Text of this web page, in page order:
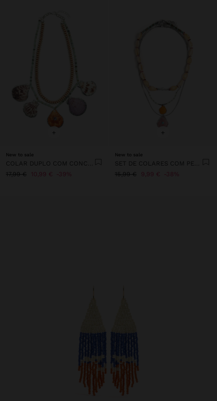
+
New to sale
17,99 €
10,99 € 39%
+
New to sale
15,99 €
9,99 € 38%